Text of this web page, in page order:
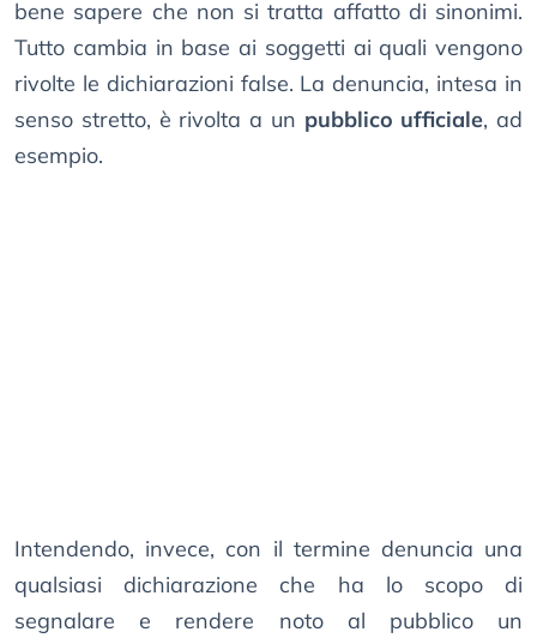
bene sapere che non si tratta affatto di sinonimi.
Tutto cambia in base ai soggetti ai quali vengono
rivolte le dichiarazioni false. La denuncia, intesa in
senso stretto, è rivolta a un pubblico ufficiale, ad
esempio.
Intendendo, invece, con il termine denuncia una
qualsiasi dichiarazione che ha lo scopo di
segnalare e rendere noto al pubblico un